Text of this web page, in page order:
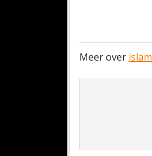
Meer over islam